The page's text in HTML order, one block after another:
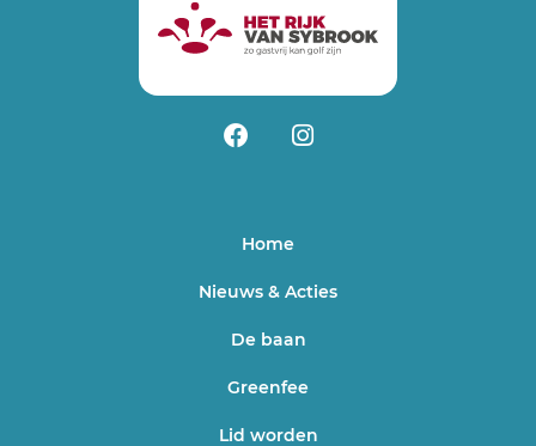
Home
Nieuws & Acties
De baan
Greenfee
Lid worden